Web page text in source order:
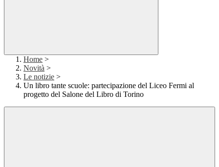
Home >
Novità >
Le notizie >
Un libro tante scuole: partecipazione del Liceo Fermi al
progetto del Salone del Libro di Torino